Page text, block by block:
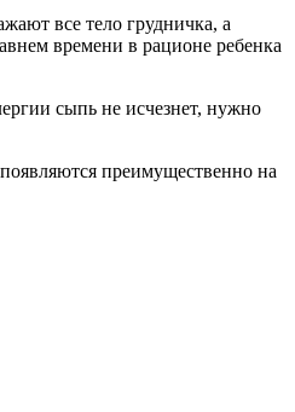
все тело грудничка, а
времени в рационе ребенка
сыпь не исчезнет, нужно
преимущественно на